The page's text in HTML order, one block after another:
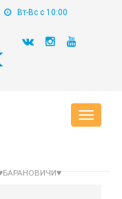
Вт-Вс с 10:00
Toggle